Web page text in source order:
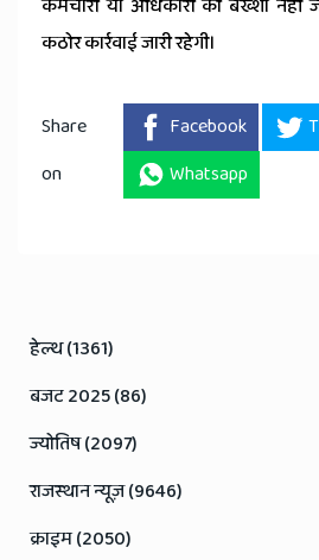
कर्मचारी या अधिकारी को बख्शा
कठोर कार्रवाई जारी रहेगी।
Share
on
Facebook
Whatsapp
हेल्थ (1361)
बजट 2025 (86)
ज्योतिष (2097)
राजस्थान न्यूज़ (9646)
क्राइम (2050)